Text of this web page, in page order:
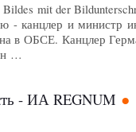
mit der
- канцлер и министр
в ОБСЕ. Канцлер
…
- ИА REGNUM